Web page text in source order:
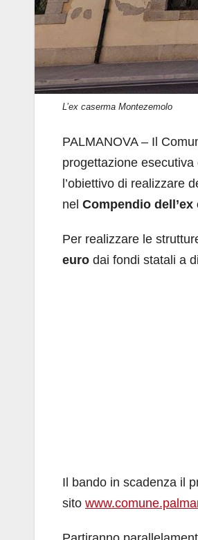
L’ex caserma Montezemolo
PALMANOVA – Il
progettazione
l’obiettivo di realizzare
nel Compendio
Per realizzare le
euro dai fondi statali a
Il bando in scadenza il
sito